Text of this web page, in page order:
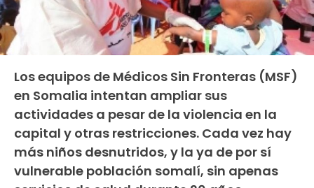
Los equipos de Médicos Sin Fronteras (MSF)
en Somalia intentan ampliar sus
actividades a pesar de la violencia en la
capital y otras restricciones. Cada vez hay
más niños desnutridos, y la ya de por sí
vulnerable población somalí, sin apenas